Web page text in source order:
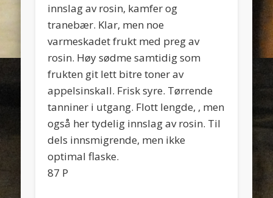
innslag av rosin, kamfer og
tranebær. Klar, men noe
varmeskadet frukt med preg av
rosin. Høy sødme samtidig som
frukten git lett bitre toner av
appelsinskall. Frisk syre. Tørrende
tanniner i utgang. Flott lengde, , men
også her tydelig innslag av rosin. Til
dels innsmigrende, men ikke
optimal flaske.
87 P